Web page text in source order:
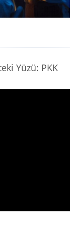
Yüzü: PKK